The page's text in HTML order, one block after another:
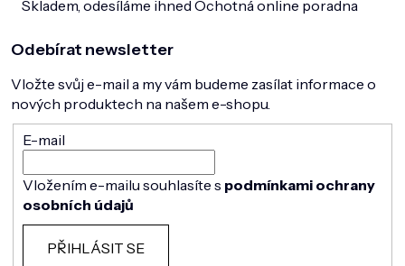
Skladem, odesíláme ihned Ochotná online poradna
Odebírat newsletter
Vložte svůj e-mail a my vám budeme zasílat informace o
nových produktech na našem e-shopu.
E-mail
Vložením e-mailu souhlasíte s podmínkami ochrany
osobních údajů
PŘIHLÁSIT SE